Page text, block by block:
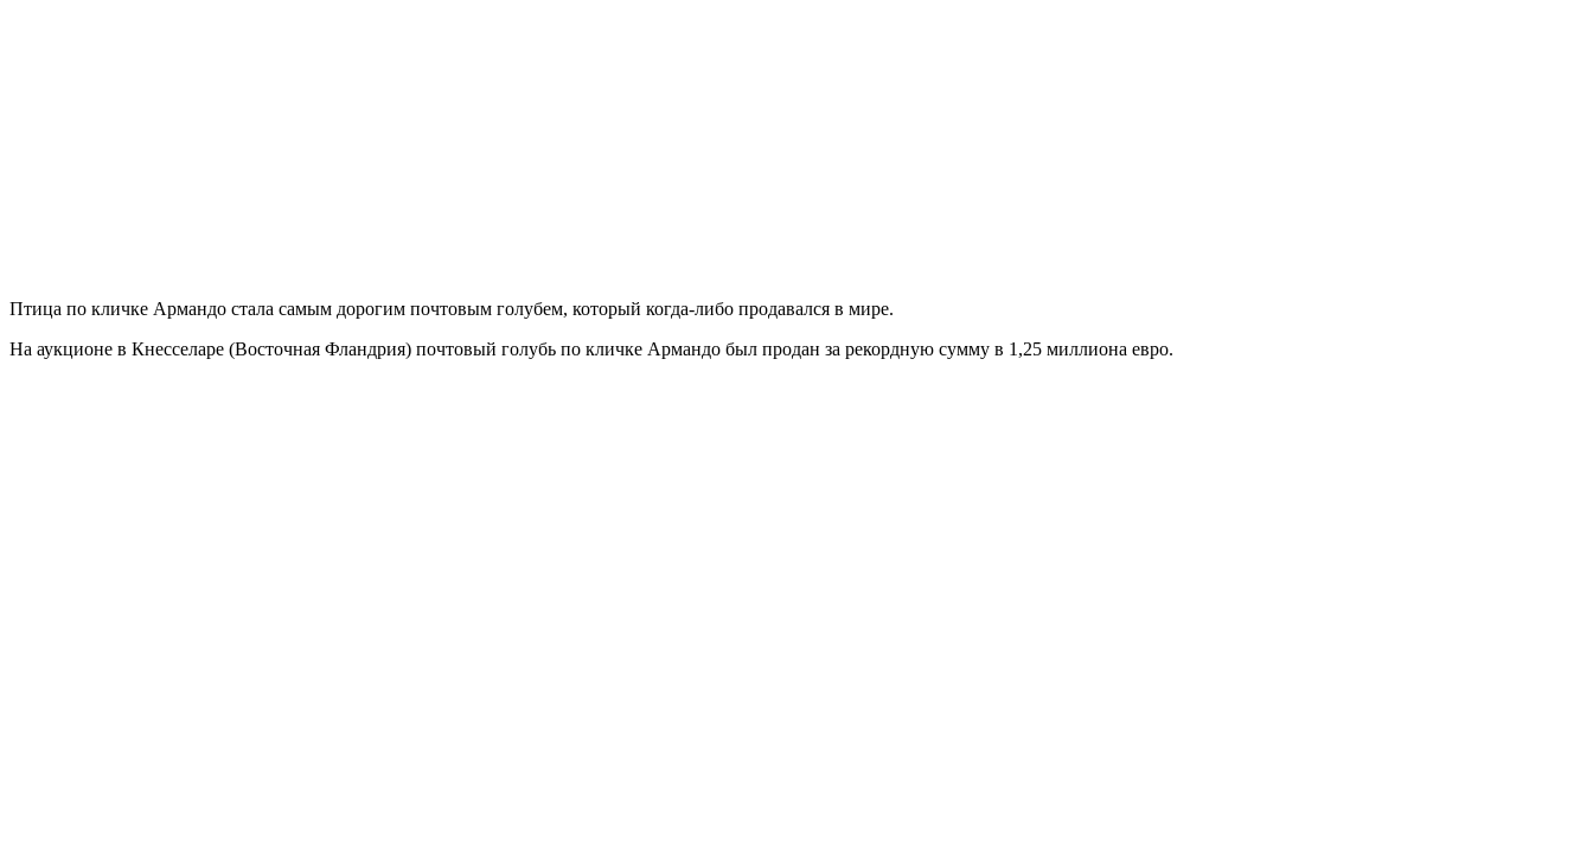
Птица по кличке Армандо стала самым дорогим почтовым голубем, который когда-либо продавался в мире.
На аукционе в Кнесселаре (Восточная Фландрия) почтовый голубь по кличке Армандо был продан за рекордную сумму в 1,25 миллиона евро.